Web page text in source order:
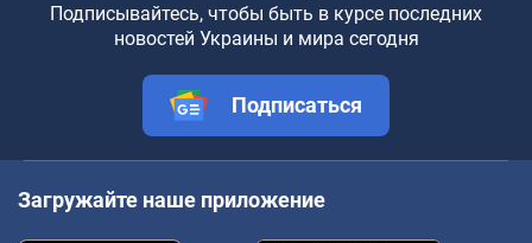
Подписывайтесь, чтобы быть в курсе последних
новостей Украины и мира сегодня
Подписаться
Загружайте наше приложение